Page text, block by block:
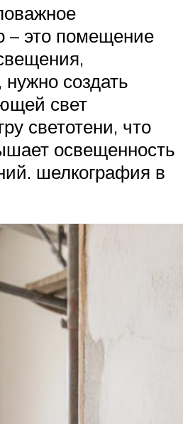
– это помещение
нужно создать
свет
светотени, что
освещенность
шелкография в